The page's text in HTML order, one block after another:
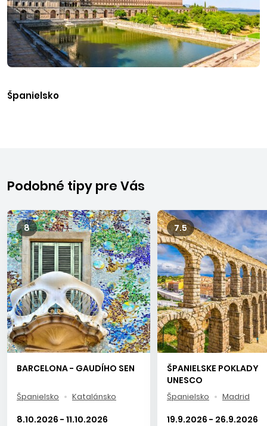
Španielsko
Podobné tipy pre Vás
8
BARCELONA - GAUDÍHO SEN
Španielsko Katalánsko
8.10.2026 - 11.10.2026
7.5
ŠPANIELSKE POKLADY
UNESCO
Španielsko Madrid
19.9.2026 - 26.9.2026